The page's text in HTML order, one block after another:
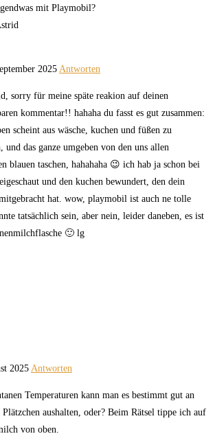
mit Playmobil?
2025 Antworten
sorry für meine späte reakion auf deinen
kommentar!! hahaha du fasst es gut zusammen:
scheint aus wäsche, kuchen und füßen zu
und das ganze umgeben von den uns allen
blauen taschen, hahahaha 😉 ich hab ja schon bei
und den kuchen bewundert, den dein
hat. wow, playmobil ist auch ne tolle
tatsächlich sein, aber nein, leider daneben, es ist
🙂 lg
2025 Antworten
Temperaturen kann man es bestimmt gut an
Plätzchen aushalten, oder? Beim Rätsel tippe ich auf
von oben.